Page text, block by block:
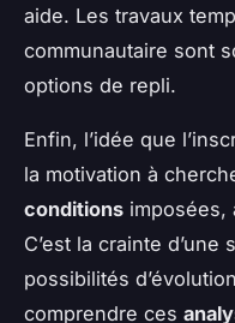
aide. Les travaux
communautaire sont
options de repli.
Enfin, l’idée que
la motivation à
conditions imposées,
C’est la crainte
possibilités
comprendre ces